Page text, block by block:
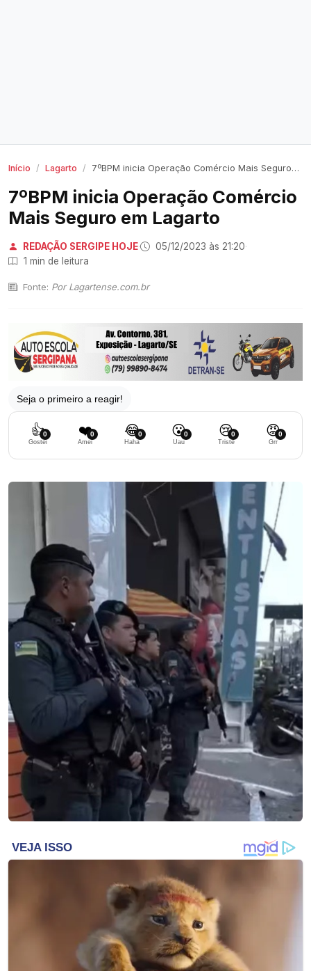
Início Lagarto 7ºBPM inicia Operação Comércio Mais Seguro em Lagarto
7ºBPM inicia Operação Comércio
Mais Seguro em Lagarto
REDAÇÃO SERGIPE HOJE· 05/12/2023 às 21:20·
1 min de leitura
Fonte: Por Lagartense.com.br
Seja o primeiro a reagir!
👍0
Gostei
❤️0
Amei
😂0
Haha
😮0
Uau
😢0
Triste
😡0
Grr